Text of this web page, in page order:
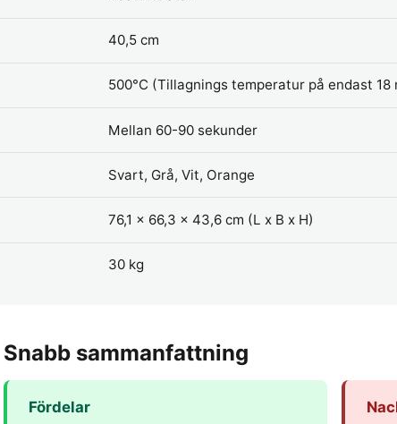
40,5 cm
500°C (Tillagnings temperatur på endast 18
Mellan 60-90 sekunder
Svart, Grå, Vit, Orange
76,1 x 66,3 x 43,6 cm (L x B x H)
30 kg
Snabb sammanfattning
Fördelar